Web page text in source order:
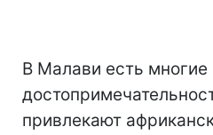
В Малави есть многие
привлекают